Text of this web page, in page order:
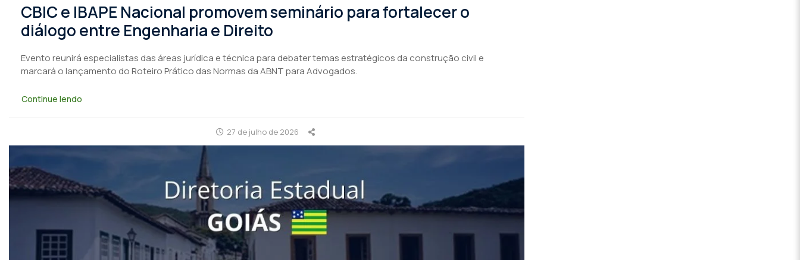
CBIC e IBAPE Nacional promovem seminário para fortalecer o
diálogo entre Engenharia e Direito
Evento reunirá especialistas das áreas jurídica e técnica para debater temas estratégicos da construção civil e
marcará o lançamento do Roteiro Prático das Normas da ABNT para Advogados.
Continue lendo
27 de julho de 2026